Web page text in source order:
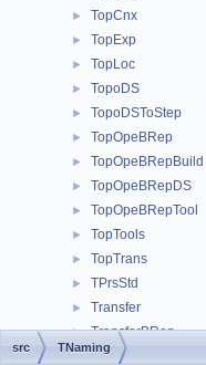
► TopCnx
► TopExp
► TopLoc
► TopoDS
► TopoDSToStep
► TopOpeBRep
► TopOpeBRepBuild
► TopOpeBRepDS
► TopOpeBRepTool
► TopTools
► TopTrans
► TPrsStd
► Transfer
► TransferBRep
► TShort
src TNaming